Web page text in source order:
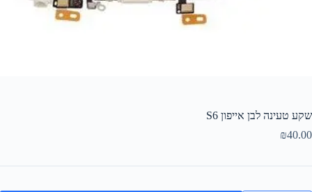
שקע טעינה לבן אייפון S6
₪40.00